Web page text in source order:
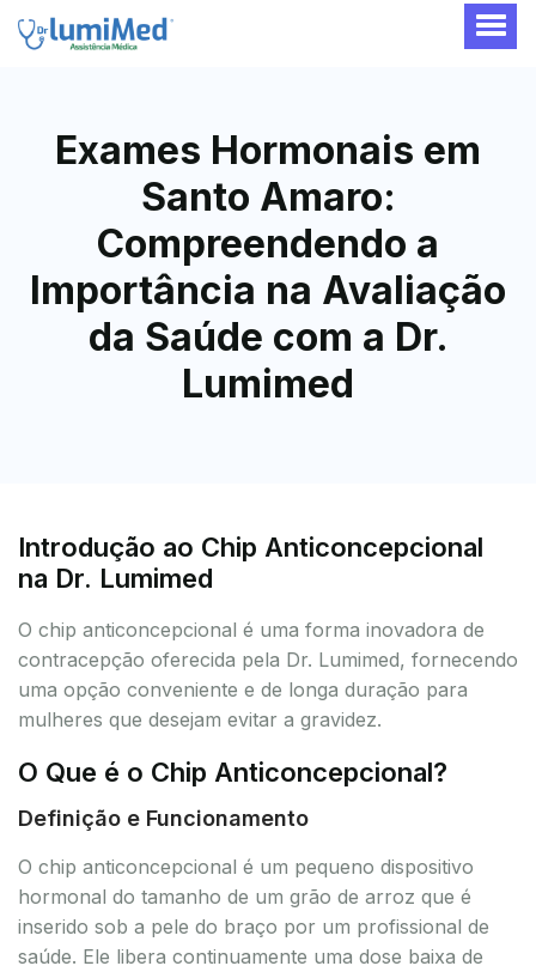
Exames Hormonais em
Santo Amaro:
Compreendendo a
Importância na Avaliação
da Saúde com a Dr.
Lumimed
Introdução ao Chip Anticoncepcional
na Dr. Lumimed
O chip anticoncepcional é uma forma inovadora de
contracepção oferecida pela Dr. Lumimed, fornecendo
uma opção conveniente e de longa duração para
mulheres que desejam evitar a gravidez.
O Que é o Chip Anticoncepcional?
Definição e Funcionamento
O chip anticoncepcional é um pequeno dispositivo
hormonal do tamanho de um grão de arroz que é
inserido sob a pele do braço por um profissional de
saúde. Ele libera continuamente uma dose baixa de